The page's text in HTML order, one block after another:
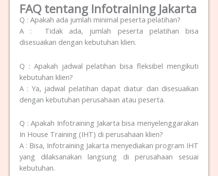
FAQ tentang Infotraining Jakarta
Q : Apakah ada jumlah minimal peserta pelatihan?
A : Tidak ada, jumlah peserta pelatihan bisa
disesuaikan dengan kebutuhan klien.
Q : Apakah jadwal pelatihan bisa fleksibel mengikuti
kebutuhan klien?
A : Ya, jadwal pelatihan dapat diatur dan disesuaikan
dengan kebutuhan perusahaan atau peserta.
Q : Apakah Infotraining Jakarta bisa menyelenggarakan
In House Training (IHT) di perusahaan klien?
A : Bisa, Infotraining Jakarta menyediakan program IHT
yang dilaksanakan langsung di perusahaan sesuai
kebutuhan.